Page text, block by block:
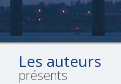
Les auteurs
présents